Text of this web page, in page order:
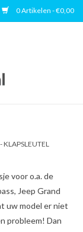
0 Artikelen - €0,00
KLAPSLEUTEL
voor o.a. de
Jeep Grand
uw model er niet
probleem! Dan